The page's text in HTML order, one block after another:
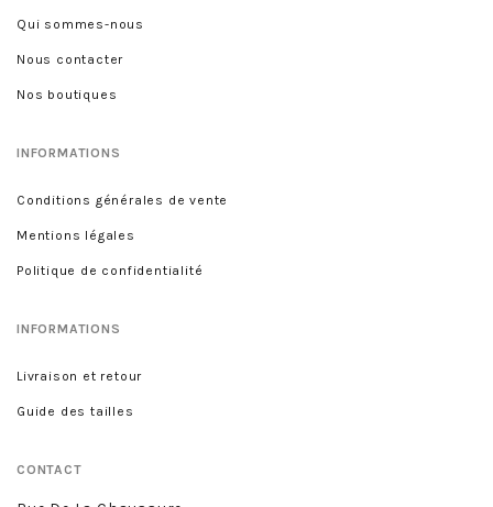
Qui sommes-nous
Nous contacter
Nos boutiques
INFORMATIONS
Conditions générales de vente
Mentions légales
Politique de confidentialité
INFORMATIONS
Livraison et retour
Guide des tailles
CONTACT